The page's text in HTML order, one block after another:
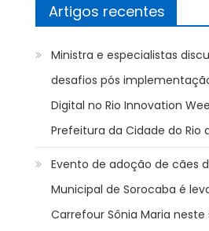
Artigos recentes
Ministra e especialistas
desafios pós
Digital no Rio Innovation
Prefeitura da Cidade do Rio
Evento de adoção de cães
Municipal de Sorocaba é
Carrefour Sônia Maria